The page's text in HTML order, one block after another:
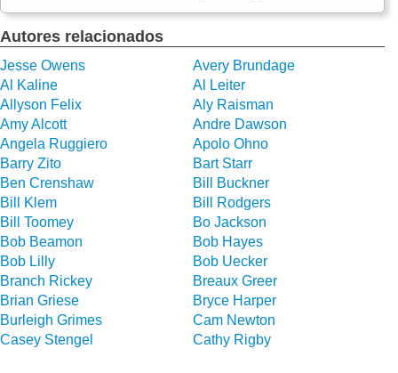
Autores relacionados
Jesse Owens
Avery Brundage
Al Kaline
Al Leiter
Allyson Felix
Aly Raisman
Amy Alcott
Andre Dawson
Angela Ruggiero
Apolo Ohno
Barry Zito
Bart Starr
Ben Crenshaw
Bill Buckner
Bill Klem
Bill Rodgers
Bill Toomey
Bo Jackson
Bob Beamon
Bob Hayes
Bob Lilly
Bob Uecker
Branch Rickey
Breaux Greer
Brian Griese
Bryce Harper
Burleigh Grimes
Cam Newton
Casey Stengel
Cathy Rigby